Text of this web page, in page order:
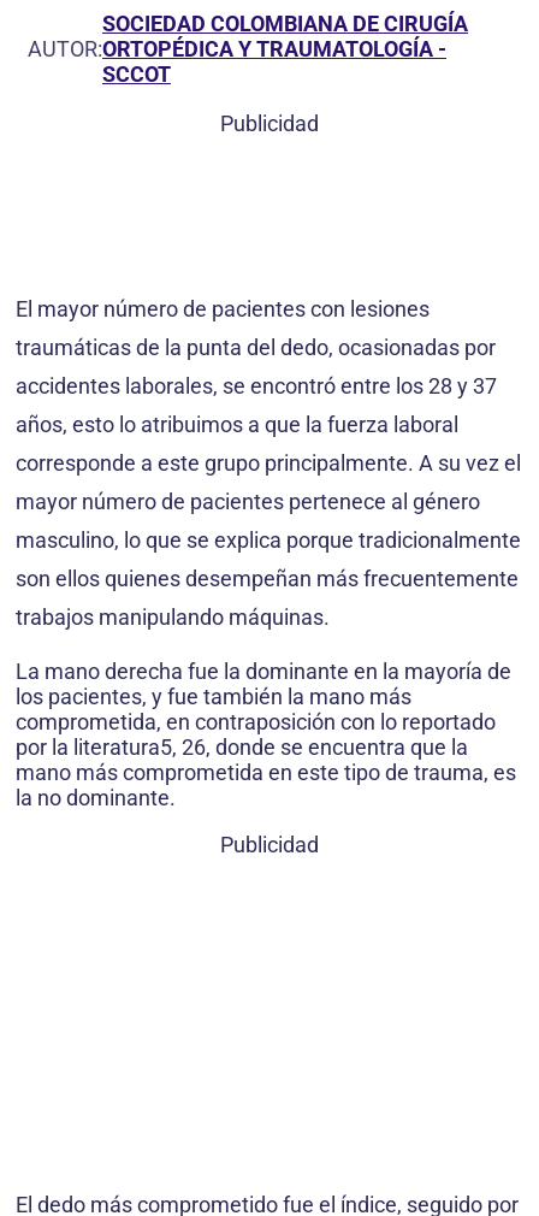
AUTOR:
SOCIEDAD COLOMBIANA DE CIRUGÍA
ORTOPÉDICA Y TRAUMATOLOGÍA -
SCCOT
Publicidad
El mayor número de pacientes con lesiones
traumáticas de la punta del dedo, ocasionadas por
accidentes laborales, se encontró entre los 28 y 37
años, esto lo atribuimos a que la fuerza laboral
corresponde a este grupo principalmente. A su vez el
mayor número de pacientes pertenece al género
masculino, lo que se explica porque tradicionalmente
son ellos quienes desempeñan más frecuentemente
trabajos manipulando máquinas.
La mano derecha fue la dominante en la mayoría de
los pacientes, y fue también la mano más
comprometida, en contraposición con lo reportado
por la literatura5, 26, donde se encuentra que la
mano más comprometida en este tipo de trauma, es
la no dominante.
Publicidad
El dedo más comprometido fue el índice, seguido por